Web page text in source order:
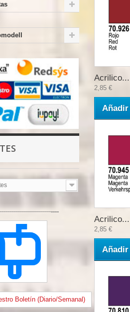
----
Boletín (Diario/Semanal)
Acrilico...
2,85 €
Acrilico...
2,85 €